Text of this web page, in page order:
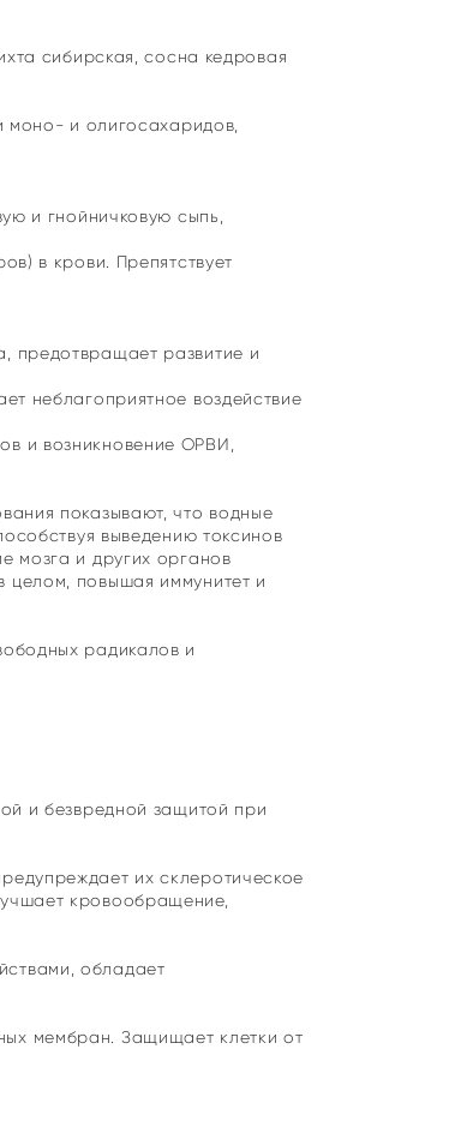
сибирская, сосна кедровая
моно- и олигосахаридов,
и гнойничковую сыпь,
в крови. Препятствует
предотвращает развитие и
неблагоприятное воздействие
и возникновение ОРВИ,
показывают, что водные
выведению токсинов
мозга и других органов
целом, повышая иммунитет и
радикалов и
и безвредной защитой при
их склеротическое
кровообращение,
обладает
мембран. Защищает клетки от